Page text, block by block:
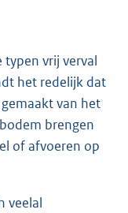
typen vrij verval
het redelijk dat
van het
brengen
of afvoeren op
veelal